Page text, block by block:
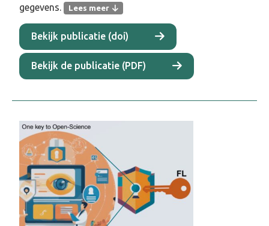
gegevens.
Lees meer
In een studie gepubliceerd in het
International Journal of Data Science and
Analytics
introduceren onderzoekers Roman
van Eldijk, Shivam Kumar en Vivek Sheraton
FAIRDatabase, een open-sourceplatform
beschermde biologische gegevens. De tool
pakt een kritieke bottleneck in de moderne
wetenschap aan: de enorme hoeveelheid
microbioomgegevens neemt explosief toe,
maar wettelijke beperkingen en
veiligheidsrisico’s dwingen wetenschappers
vaak om maandenlang contracten door te
Bekijk publicatie (doi)
Bekijk de publicatie (PDF)